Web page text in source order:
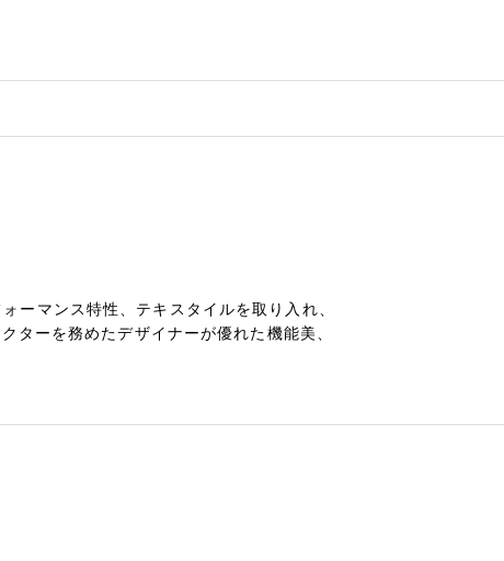
ーマンス特性、テキスタイルを取り入れ、
ーを務めたデザイナーが優れた機能美、